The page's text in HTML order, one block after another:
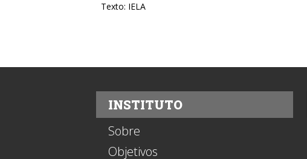
Texto: IELA
INSTITUTO
Sobre
Objetivos